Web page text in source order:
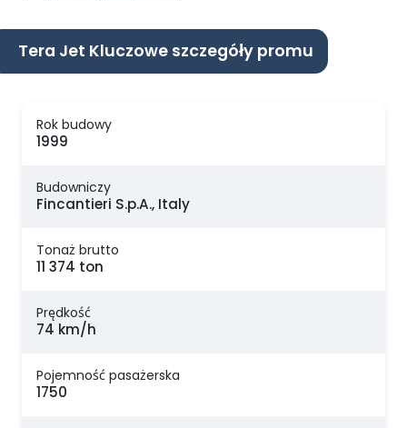
Tera Jet Kluczowe szczegóły promu
Rok budowy
1999
Budowniczy
Fincantieri S.p.A., Italy
Tonaż brutto
11 374 ton
Prędkość
74 km/h
Pojemność pasażerska
1750